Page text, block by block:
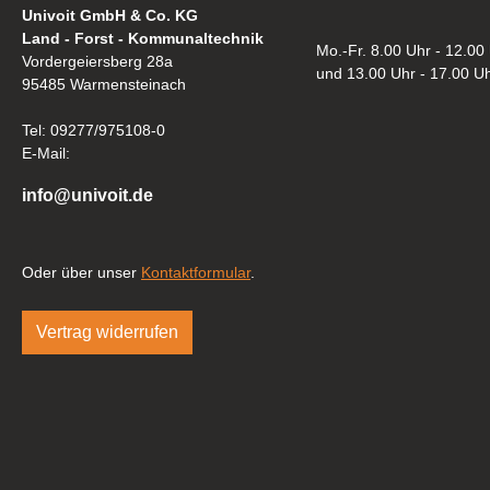
Univoit GmbH & Co. KG
Land - Forst - Kommunaltechnik
Vordergeiersberg 28a
95485 Warmensteinach
Tel: 09277/975108-0
E-Mail:
info@univoit.de
Oder über unser Kontaktformular.
Vertrag widerrufen
Mo.-Fr. 8.00 Uhr - 12.00
und 13.00 Uhr - 17.00